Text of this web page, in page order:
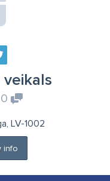
veikals
0
LV-1002
info